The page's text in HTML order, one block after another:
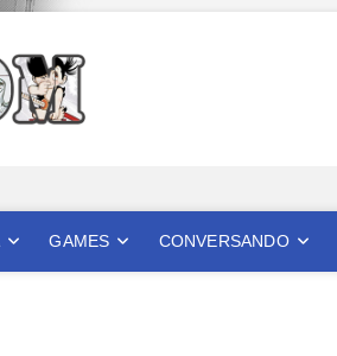
GAMES CONVERSANDO